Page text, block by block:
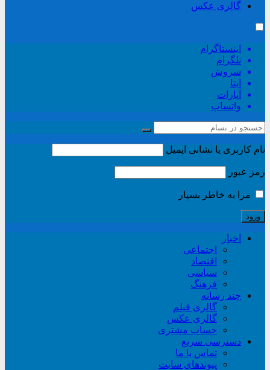
گالری عکس
اینستاگرام
تلگرام
سروش
ایتا
آپارات
واتساپ
نام کاربری یا نشانی ایمیل
رمز عبور
مرا به خاطر بسپار
اخبار
اجتماعی
اقتصاد
سیاسی
فرهنگ
چند رسانه
گالری فیلم
گالری عکس
حساب مشتری
دسترسی سریع
تماس با ما
پیوندهای سایت